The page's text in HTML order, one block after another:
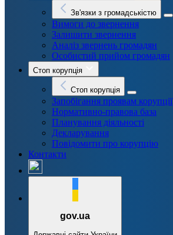
Зв'язки з громадськістю
Вимоги до звернення
Залишити звернення
Аналіз звернень громадян
Особистий прийом громадян
Стоп корупція
Стоп корупція
Запобігання проявам корупції
Нормативно-правова база
Планування діяльності
Декларування
Повідомити про корупцію
Контакти
gov.ua